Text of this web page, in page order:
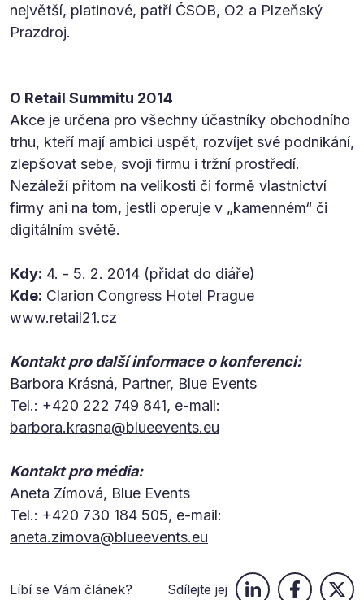
největší, platinové, patří ČSOB, O2 a Plzeňský
Prazdroj.
O Retail Summitu 2014
Akce je určena pro všechny účastníky obchodního
trhu, kteří mají ambici uspět, rozvíjet své podnikání,
zlepšovat sebe, svoji firmu i tržní prostředí.
Nezáleží přitom na velikosti či formě vlastnictví
firmy ani na tom, jestli operuje v „kamenném“ či
digitálním světě.
Kdy: 4. - 5. 2. 2014 (přidat do diáře)
Kde: Clarion Congress Hotel Prague
www.retail21.cz
Kontakt pro další informace o konferenci:
Barbora Krásná, Partner, Blue Events
Tel.: +420 222 749 841, e-mail:
barbora.krasna@blueevents.eu
Kontakt pro média:
Aneta Zímová, Blue Events
Tel.: +420 730 184 505, e-mail:
aneta.zimova@blueevents.eu
Líbí se Vám článek? Sdílejte jej